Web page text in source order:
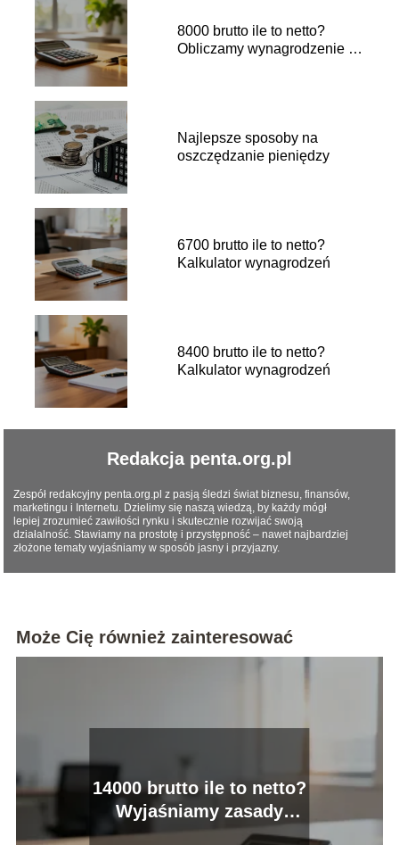
8000 brutto ile to netto?
Obliczamy wynagrodzenie na
Najlepsze sposoby na
oszczędzanie pieniędzy
6700 brutto ile to netto?
Kalkulator wynagrodzeń
8400 brutto ile to netto?
Kalkulator wynagrodzeń
Redakcja penta.org.pl
Zespół redakcyjny penta.org.pl z pasją śledzi świat biznesu, finansów,
marketingu i Internetu. Dzielimy się naszą wiedzą, by każdy mógł
lepiej zrozumieć zawiłości rynku i skutecznie rozwijać swoją
działalność. Stawiamy na prostotę i przystępność – nawet najbardziej
złożone tematy wyjaśniamy w sposób jasny i przyjazny.
Może Cię również zainteresować
14000 brutto ile to netto?
Wyjaśniamy zasady
wyliczeń